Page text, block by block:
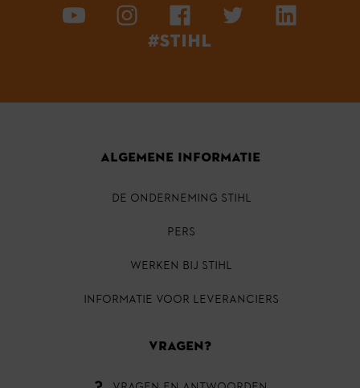
#STIHL
ALGEMENE INFORMATIE
DE ONDERNEMING STIHL
PERS
Werken bij STIHL
INFORMATIE VOOR LEVERANCIERS
VRAGEN?